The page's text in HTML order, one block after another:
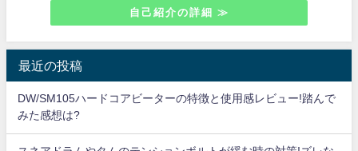
自己紹介の詳細 ≫
最近の投稿
DW/SM105ハードコアビーターの特徴と使用感レビュー!踏んで
みた感想は?